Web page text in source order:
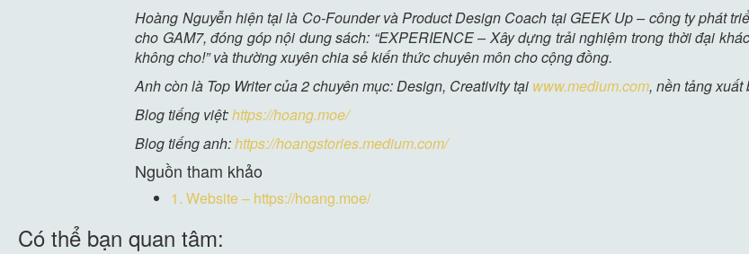
Hoàng Nguyễn hiện tại là Co-Founder và Product Design Coach tại GEEK Up – công ty phát
cho GAM7, đóng góp nội dung sách: “EXPERIENCE – Xây dựng trải nghiệm trong thời đại
không cho!” và thường xuyên chia sẻ kiến thức chuyên môn cho cộng đồng.
Anh còn là Top Writer của 2 chuyên mục: Design, Creativity tại www.medium.com, nền tảng xuất
Blog tiếng việt:https://hoang.moe/
Blog tiếng anh:https://hoangstories.medium.com/
Nguồn tham khảo
1.Website – https://hoang.moe/
Có thể bạn quan tâm: